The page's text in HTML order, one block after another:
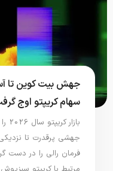
سهام کریپتو اوج
فرمان رالی را در